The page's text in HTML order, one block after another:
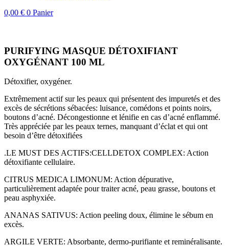
0,00 € 0 Panier
PURIFYING MASQUE DÉTOXIFIANT
OXYGÉNANT 100 ML
Détoxifier, oxygéner.
Extrêmement actif sur les peaux qui présentent des impuretés et des
excès de sécrétions sébacées: luisance, comédons et points noirs,
boutons d’acné. Décongestionne et lénifie en cas d’acné enflammé.
Très appréciée par les peaux ternes, manquant d’éclat et qui ont
besoin d’être détoxifiées
.LE MUST DES ACTIFS:CELLDETOX COMPLEX: Action
détoxifiante cellulaire.
CITRUS MEDICA LIMONUM: Action dépurative,
particulièrement adaptée pour traiter acné, peau grasse, boutons et
peau asphyxiée.
ANANAS SATIVUS: Action peeling doux, élimine le sébum en
excès.
ARGILE VERTE: Absorbante, dermo-purifiante et reminéralisante.